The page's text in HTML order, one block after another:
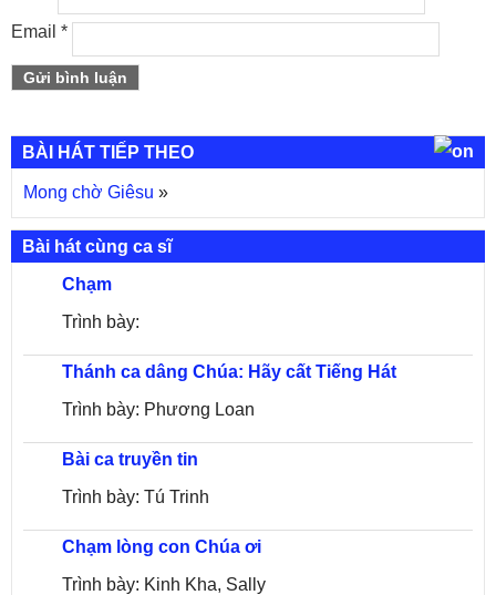
Email *
BÀI HÁT TIẾP THEO
Mong chờ Giêsu »
Bài hát cùng ca sĩ
Chạm
Trình bày:
Thánh ca dâng Chúa: Hãy cất Tiếng Hát
Trình bày: Phương Loan
Bài ca truyền tin
Trình bày: Tú Trinh
Chạm lòng con Chúa ơi
Trình bày: Kinh Kha, Sally